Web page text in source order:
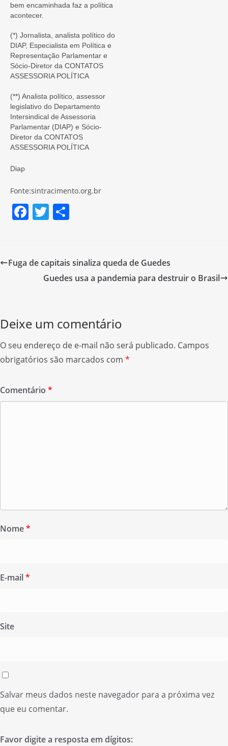
bem encaminhada faz a política
acontecer.
(*) Jornalista, analista político do
DIAP, Especialista em Política e
Representação Parlamentar e
Sócio-Diretor da CONTATOS
ASSESSORIA POLÍTICA
(**) Analista político, assessor
legislativo do Departamento
Intersindical de Assessoria
Parlamentar (DIAP) e Sócio-
Diretor da CONTATOS
ASSESSORIA POLÍTICA
Diap
Fonte:sintracimento.org.br
F
e
k
T
er e
Fuga de capitais sinaliza queda de Guedes
Guedes usa a pandemia para destruir o Brasil
Deixe um comentário
O seu endereço de e-mail não será publicado. Campos
obrigatórios são marcados com *
Comentário *
Nome*
E-mail*
Site
Salvar meus dados neste navegador para a próxima vez
que eu comentar.
Favor digite a resposta em dígitos: